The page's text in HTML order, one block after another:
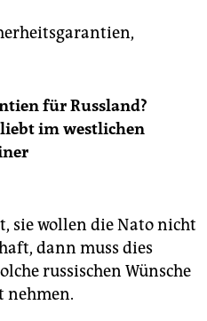
für Russland?
im westlichen
sie wollen die Nato nicht
dann muss dies
russischen Wünsche
nehmen.